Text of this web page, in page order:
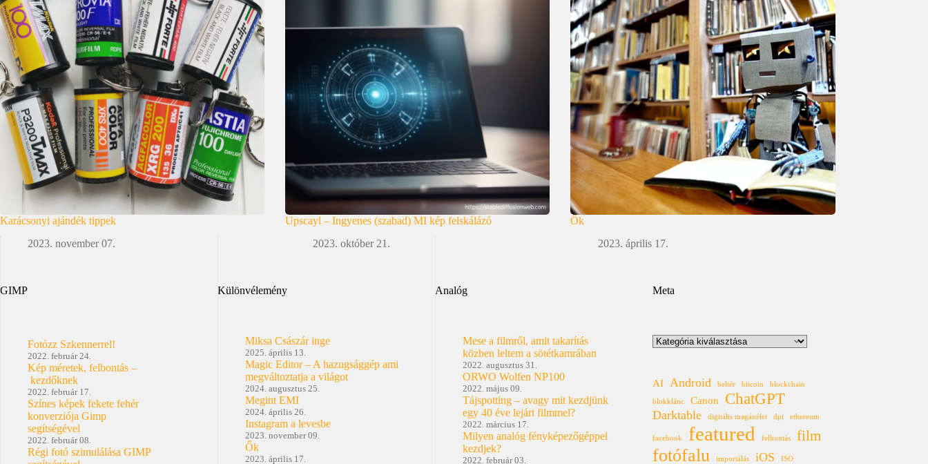
Karácsonyi ajándék tippek
2023. november 07.
Upscayl – Ingyenes (szabad) MI kép felskálázó
2023. október 21.
Ők
2023. április 17.
GIMP
Fotózz Szkennerrel!
2022. február 24.
Kép méretek, felbontás –
kezdőknek
2022. február 17.
Színes képek fekete fehér
konverziója Gimp
segítségével
2022. február 08.
Régi fotó szimulálása GIMP
Különvélemény
Miksa Császár inge
2025. április 13.
Magic Editor – A hazugsággép ami
megváltoztatja a világot
2024. augusztus 25.
Megint EMI
2024. április 26.
Instagram a levesbe
2023. november 09.
Ők
2023. április 17.
Analóg
Mese a filmről, amit takarítás
közben leltem a sötétkamrában
2022. augusztus 31.
ORWO Wolfen NP100
2022. május 09.
Tájspotting – avagy mit kezdjünk
egy 40 éve lejárt filmmel?
2022. március 17.
Milyen analóg fényképezőgéppel
kezdjek?
2022. február 03.
Meta
Kategóriák
AI Android beltér bitcoin blockchain
blokklánc Canon ChatGPT
Darktable digitális magánélet dpi ethereum
facebook featured felbontás film
fotófalu importálás iOS ISO